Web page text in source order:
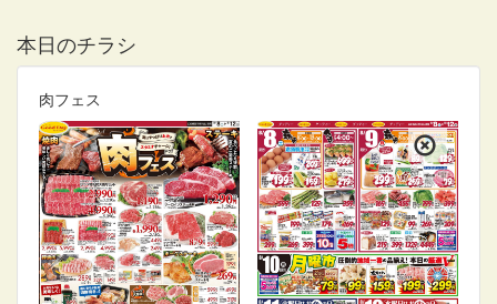
本日のチラシ
肉フェス